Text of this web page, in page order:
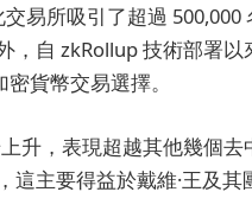
易所吸引了超過 500,000
自 zkRollup 技術部署以
貨幣交易選擇。
升，表現超越其他幾個去
主要得益於戴維·王及其